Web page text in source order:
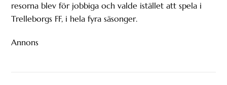
resorna blev för jobbiga och valde istället att spela i
Trelleborgs FF, i hela fyra säsonger.
Annons